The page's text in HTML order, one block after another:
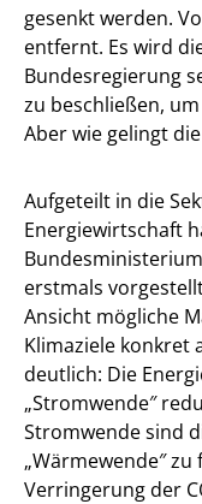
gesenkt werden.
entfernt. Es wird
Bundesregierung
zu beschließen,
Aber wie gelingt
Aufgeteilt in die
Energiewirtschaft
erstmals
Ansicht mögliche
Klimaziele konkret
deutlich: Die
„Stromwende″
Stromwende sind
„Wärmewende″
Verringerung der